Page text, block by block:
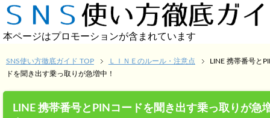
本ページはプロモーションが含まれています
SNS使い方徹底ガイド TOP ＬＩＮＥのルール・注意点
LINE 携帯番号と
ドを聞き出す乗っ取りが急増中！
LINE 携帯番号とPINコードを聞き出す乗っ取りが急